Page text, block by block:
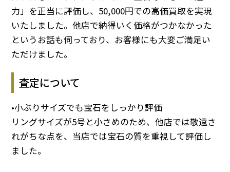
力」を正当に評価し、50,000円での高価買取を実現
いたしました。他店で納得いく価格がつかなかった
というお話も伺っており、お客様にも大変ご満足い
ただけました。
査定について
•小ぶりサイズでも宝石をしっかり評価
リングサイズが5号と小さめのため、他店では敬遠さ
れがちな点を、当店では宝石の質を重視して評価し
ました。